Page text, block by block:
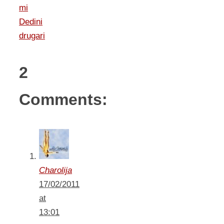
mi
Dedini
drugari
2
Comments:
Charolija
17/02/2011
at
13:01